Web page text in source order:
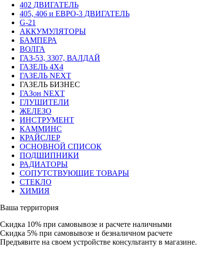
402 ДВИГАТЕЛЬ
405, 406 и ЕВРО-3 ДВИГАТЕЛЬ
G-21
АККУМУЛЯТОРЫ
БАМПЕРА
ВОЛГА
ГАЗ-53, 3307, ВАЛДАЙ
ГАЗЕЛЬ 4Х4
ГАЗЕЛЬ NEXT
ГАЗЕЛЬ БИЗНЕС
ГАЗон NEXT
ГЛУШИТЕЛИ
ЖЕЛЕЗО
ИНСТРУМЕНТ
КАММИНС
КРАЙСЛЕР
ОСНОВНОЙ СПИСОК
ПОДШИПНИКИ
РАДИАТОРЫ
СОПУТСТВУЮЩИЕ ТОВАРЫ
СТЕКЛО
ХИМИЯ
Ваша территория
Скидка 10% при самовывозе и расчете наличными
Скидка 5% при самовывозе и безналичном расчете
Предъявите на своем устройстве консультанту в магазине.